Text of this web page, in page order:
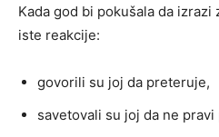
Kada god bi pokušala da
iste reakcije:
govorili su joj da preteruje,
savetovali su joj da ne pravi